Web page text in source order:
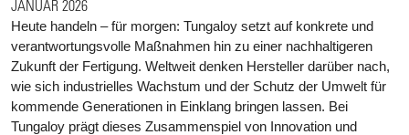
JANUAR 2026
Heute handeln – für morgen: Tungaloy setzt auf konkrete und
verantwortungsvolle Maßnahmen hin zu einer nachhaltigeren
Zukunft der Fertigung. Weltweit denken Hersteller darüber nach,
wie sich industrielles Wachstum und der Schutz der Umwelt für
kommende Generationen in Einklang bringen lassen. Bei
Tungaloy prägt dieses Zusammenspiel von Innovation und